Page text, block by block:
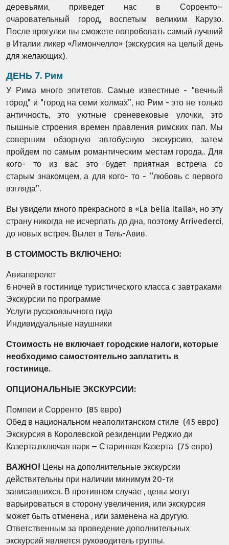
деревьями, приведет нас в Сорренто–
очаровательный город, воспетым великим Карузо.
После прогулки вы сможете попробовать самый лучший
в Италии ликер «Лимончелло» (экскурсия на целый день
для желающих).
ДЕНЬ 7. Рим
У Рима много эпитетов. Самые известные - "вечный
город" и "город на семи холмах”, но Рим - это не только
античность, это уютные среневековые улочки, это
пышные строения времен правления римских пап. Мы
совершим обзорную автобусную экскурсию, затем
пройдем по самым романтическим местам города.. Для
кого- то из вас это будет приятная встреча со
старымзнакомцем, а для кого- то - “любовь с первого
взгляда”.
Вы увидели много прекрасного в «La bella Italia», но эту
страну никогда не исчерпать до дна, поэтому Arrivederci,
до новых встреч. Вылет в Тель-Авив.
В СТОИМОСТЬ ВКЛЮЧЕНО:
Авиаперелет
6 ночей в гостинице туристического класса с завтраками
Экскурсии по программе
Услуги русскоязычного гида
Индивидуальные наушники
Стоимость не включает городские налоги, которые
необходимо самостоятельно заплатить в
гостинице.
ОПЦИОНАЛЬНЫЕ ЭКСКУРСИИ:
Помпеи и Сорренто (85 евро)
Обед в национальном неаполитанском стиле (45 евро)
Экскурсия в Королевской резиденции Реджио ди
Казерта,включая парк – Старинная Казерта (75 евро)
ВАЖНО! Цены на дополнительные экскурсии
действительны при наличии минимум 20-ти
записавшихся. В противном случае , цены могут
варьироваться в сторону увеличения, или экскурсия
может быть отменена , или заменена на другую.
Ответственным за проведение дополнительных
экскурсий является руководитель группы.